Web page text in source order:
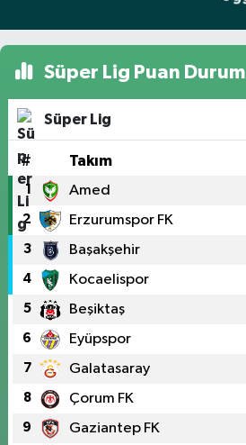
Süper Lig Puan
Süper Lig
# Takım
1 Amed
2 Erzurumspor FK
3 Başakşehir
4 Kocaelispor
5 Beşiktaş
6 Eyüpspor
7 Galatasaray
8 Çorum FK
9 Gaziantep FK